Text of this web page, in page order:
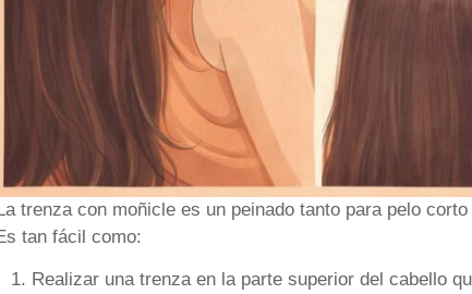
La trenza con moñicle es un peinado tanto para pelo
tan fácil como:
Realizar una trenza en la parte superior del cabello